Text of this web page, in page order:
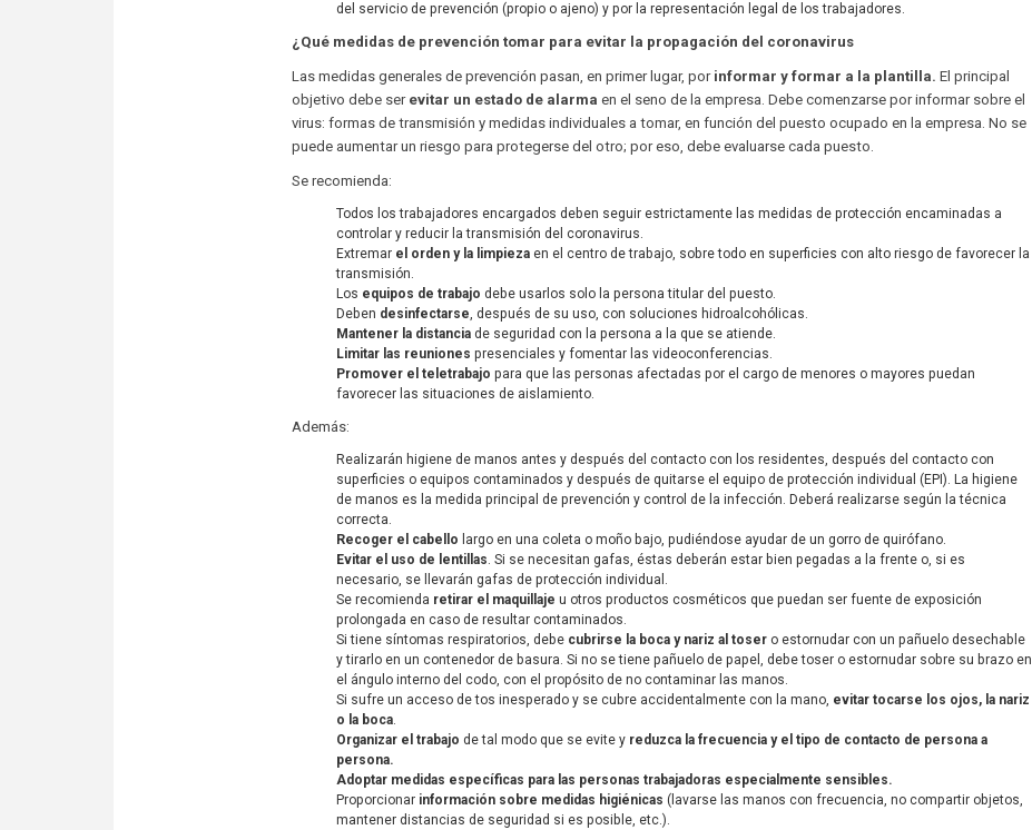
del servicio de prevención (propio o ajeno) y por la representación legal de los trabajadores.
¿Qué medidas de prevención tomar para evitar la propagación del coronavirus
Las medidas generales de prevención pasan, en primer lugar, porinformar y formar a la plantilla. El principal
objetivo debe ser evitar un estado de alarma en el seno de la empresa. Debe comenzarse por informar sobre el
virus: formas de transmisión y medidas individuales a tomar, en función del puesto ocupado en la empresa. No se
puede aumentar un riesgo para protegerse del otro; por eso, debe evaluarse cada puesto.
Se recomienda:
Todos los trabajadores encargados deben seguir estrictamente las medidas de protección encaminadas a
controlar y reducir la transmisión del coronavirus.
Extremar el orden y la limpiezaen el centro de trabajo, sobre todo en superficies con alto riesgo de favorecer la
transmisión.
Los equipos de trabajodebe usarlos solo la persona titular del puesto.
Deben desinfectarse, después de su uso, con soluciones hidroalcohólicas.
Mantener la distancia de seguridad con la persona a la que se atiende.
Limitar las reuniones presenciales y fomentar las videoconferencias.
Promover el teletrabajo para que las personas afectadas por el cargo de menores o mayores puedan
favorecer las situaciones de aislamiento.
Además:
Realizarán higiene de manos antes y después del contacto con los residentes, después del contacto con
superficies o equipos contaminados y después de quitarse el equipo de protección individual (EPI). La higiene
de manos es la medida principal de prevención y control de la infección. Deberá realizarse según la técnica
correcta.
Recoger el cabello largo en una coleta o moño bajo, pudiéndose ayudar de un gorro de quirófano.
Evitar el uso de lentillas. Si se necesitan gafas, éstas deberán estar bien pegadas a la frente o, si es
necesario, se llevarán gafas de protección individual.
Se recomienda retirar el maquillaje u otros productos cosméticos que puedan ser fuente de exposición
prolongada en caso de resultar contaminados.
Si tiene síntomas respiratorios, debe cubrirse la boca y nariz al toser o estornudar con un pañuelo desechable
y tirarlo en un contenedor de basura. Si no se tiene pañuelo de papel, debe toser o estornudar sobre su brazo en
el ángulo interno del codo, con el propósito de no contaminar las manos.
Si sufre un acceso de tos inesperado y se cubre accidentalmente con la mano, evitar tocarse los ojos, la nariz
o la boca.
Organizar el trabajo de tal modo que se evite y reduzca la frecuencia y el tipo de contacto de persona a
persona.
Adoptar medidas específicas para las personas trabajadoras especialmente sensibles.
Proporcionar información sobre medidas higiénicas (lavarse las manos con frecuencia, no compartir objetos,
mantener distancias de seguridad si es posible, etc.).